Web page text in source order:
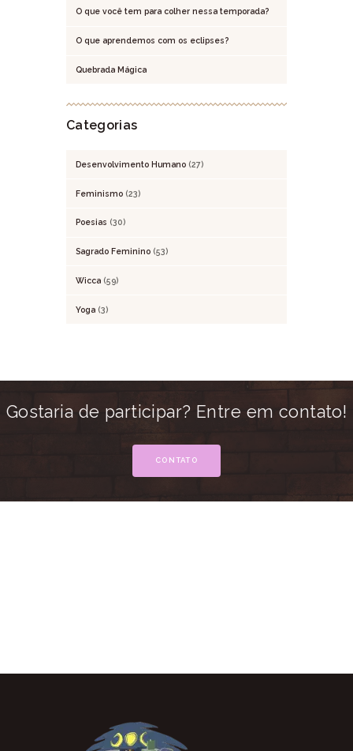
O que você tem para colher nessa temporada?
O que aprendemos com os eclipses?
Quebrada Mágica
Categorias
Desenvolvimento Humano(27)
Feminismo(23)
Poesias (30)
Sagrado Feminino(53)
Wicca(59)
Yoga(3)
Gostaria de participar? Entre em contato!
CONTATO